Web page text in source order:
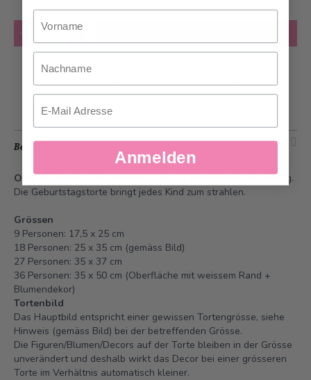
Anzahl
Beschreibung
Orca Fliptorte- Die perfekte Torte für Ihren Kindergeburtstag.
Die Geburtstagstorte bringt jedes Kind zum strahlen.
Grössen
9 Personen: 17,5 x 25 cm
18 Personen: 25 x 35 cm (gemäss Bild)
27 Personen: 35 x 37 cm
36 Personen: 35 x 50 cm (Oberfläche mit weissem Rand +
Blumendekor)
Tortenbild
Das Hauptbild entspricht einer gewissen Tortengrösse, siehe
Hinweis (gemäss Bild) bei der betreffenden Grösse.
Die Figuren/Blumen/Decors auf der Torte bleiben in der Grösse
unverändert und deshalb wirkt das Decor bei einer grösseren
Torte im Verhältnis automatisch kleiner.
Nachname
Anmelden